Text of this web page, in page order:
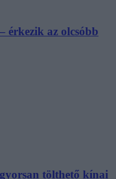
az olcsóbb
tölthető kínai